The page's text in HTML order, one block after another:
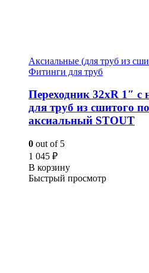
Аксиальные (для труб из
Фитинги для труб
Переходник 32xR 1″ с
для труб из сшитого
аксиальный STOUT
0 out of 5
1 045 ₽
В корзину
Быстрый просмотр